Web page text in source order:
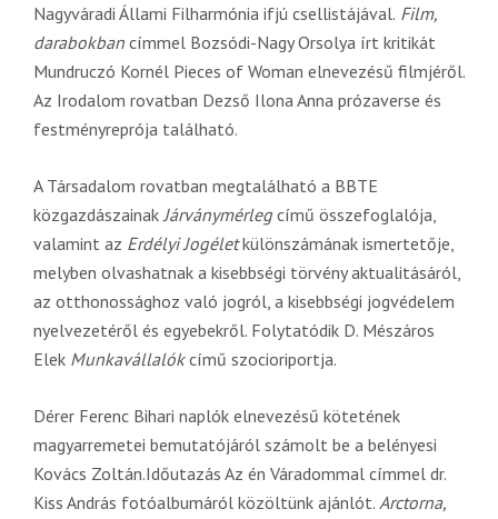
Nagyváradi Állami Filharmónia ifjú csellistájával. Film,
darabokban címmel Bozsódi-Nagy Orsolya írt kritikát
Mundruczó Kornél Pieces of Woman elnevezésű filmjéről.
Az Irodalom rovatban Dezső Ilona Anna prózaverse és
festményreprója található.
A Társadalom rovatban megtalálható a BBTE
közgazdászainakJárványmérlegcímű összefoglalója,
valamint az Erdélyi Jogéletkülönszámának ismertetője,
melyben olvashatnak a kisebbségi törvény aktualitásáról,
az otthonossághoz való jogról, a kisebbségi jogvédelem
nyelvezetéről és egyebekről. Folytatódik D. Mészáros
Elek Munkavállalókcímű szocioriportja.
Dérer Ferenc Bihari naplók elnevezésű kötetének
magyarremetei bemutatójáról számolt be a belényesi
Kovács Zoltán.Időutazás Az én Váradommal címmel dr.
Kiss András fotóalbumáról közöltünk ajánlót. Arctorna,